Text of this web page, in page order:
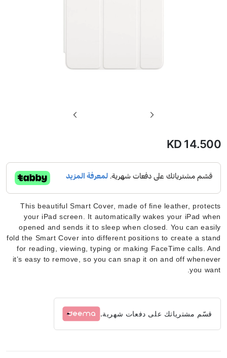
معرض
KD 14.500
This beautiful Smart Cover, made of fine leather, protects
your iPad screen. It automatically wakes your iPad when
opened and sends it to sleep when closed. You can easily
fold the Smart Cover into different positions to create a stand
for reading, viewing, typing or making FaceTime calls. And
it’s easy to remove, so you can snap it on and off whenever
you want.
قسّم مشترياتك على دفعات شهرية.